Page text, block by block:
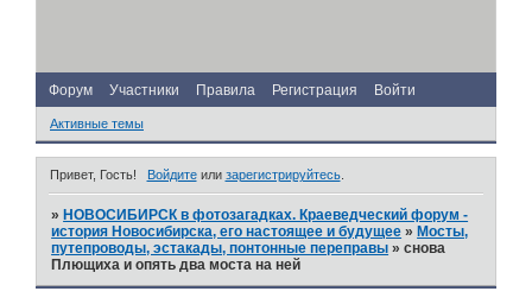
Форум Участники Правила Регистрация Войти
Активные темы
Привет, Гость! Войдитеили зарегистрируйтесь.
» НОВОСИБИРСК в фотозагадках. Краеведческий форум -
история Новосибирска, его настоящее и будущее » Мосты,
путепроводы, эстакады, понтонные переправы »снова
Плющиха и опять два моста на ней